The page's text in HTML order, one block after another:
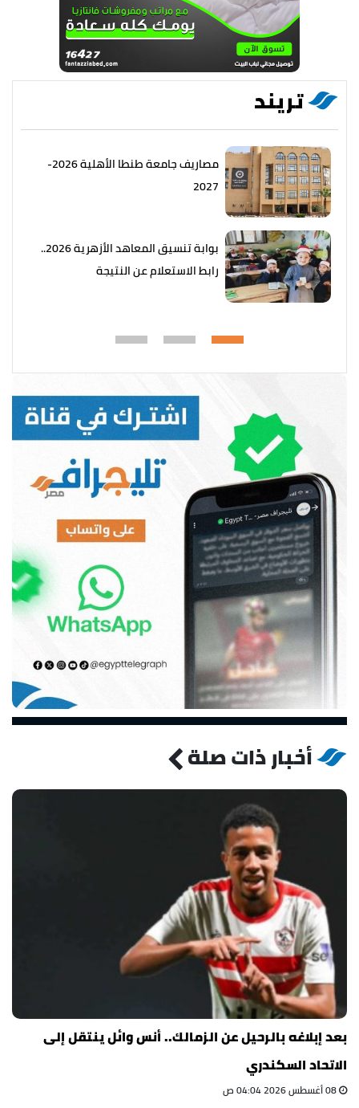
تريند
مصاريف جامعة طنطا الأهلية 2026-
2027
بوابة تنسيق المعاهد الأزهرية 2026..
رابط الاستعلام عن النتيجة
أخبار ذات صلة
بعد إبلاغه بالرحيل عن الزمالك.. أنس وائل ينتقل إلى
الاتحاد السكندري